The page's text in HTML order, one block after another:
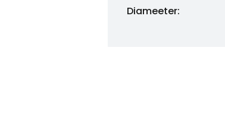
Diameeter: